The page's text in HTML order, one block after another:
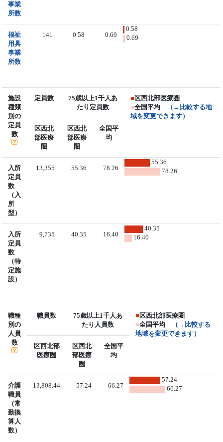
事業
所数
福祉
用具
事業
所数
141 0.58 0.69
0.58
0.69
施設
種類
別の
定員
数
定員数
75歳以上1千人あ
たり定員数
■ 区西北部医療圏
■全国平均
（→比較する地
域を変更できます）
区西北
部医療
圏
区西北
部医療
圏
全国平
均
入所
定員
数
（入
所
型）
13,355 55.36 78.26
55.36
78.26
入所
定員
数
（特
定施
設）
9,735 40.35 16.40
40.35
16.40
職種
別の
人員
数
職員数
75歳以上1千人あ
たり人員数
■ 区西北部医療圏
■全国平均
（→比較する
地域を変更できます）
区西北部
医療圏
区西北
部医療
圏
全国平
均
介護
職員
（常
勤換
算人
数）
13,808.44 57.24 66.27
57.24
66.27